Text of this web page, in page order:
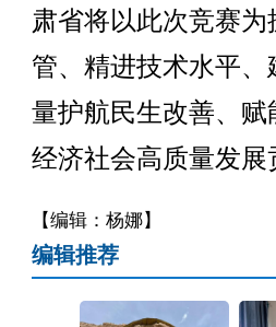
肃省将以此次竞赛
管、精进技术水平
量护航民生改善、
经济社会高质量发
【编辑：杨娜】
编辑推荐